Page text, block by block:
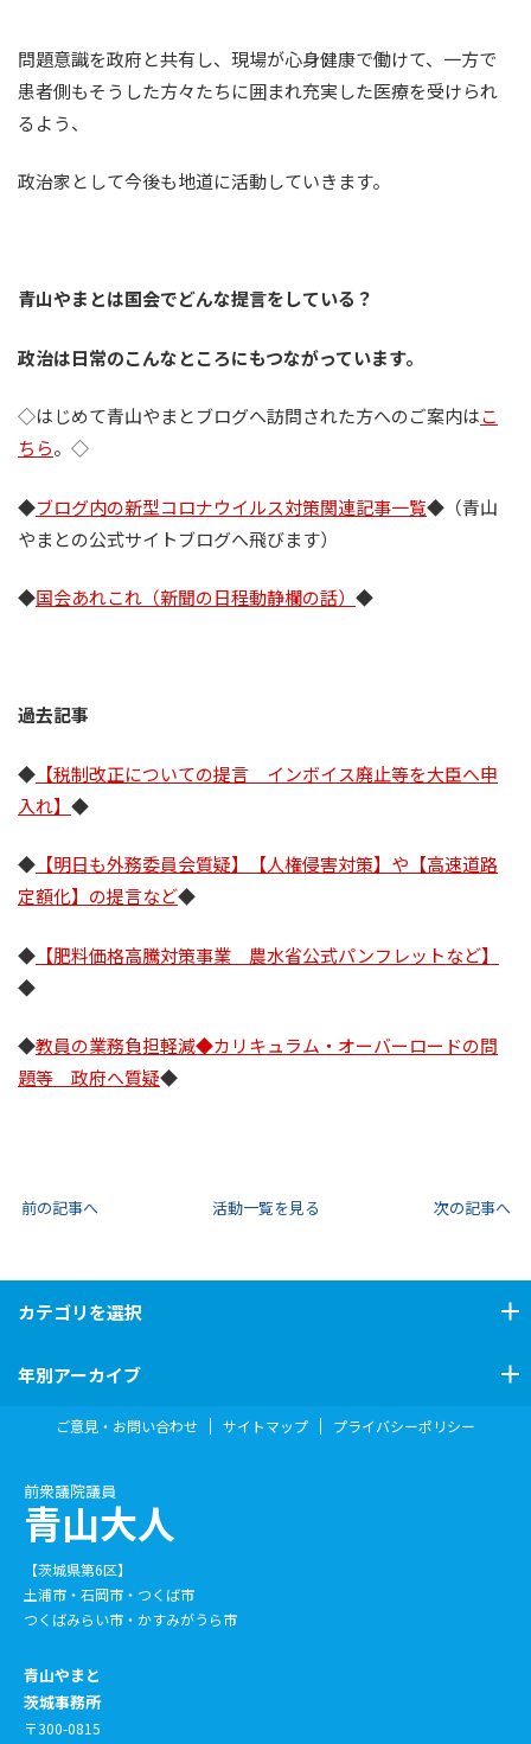
問題意識を政府と共有し、現場が心身健康で働けて、一方で
患者側もそうした方々たちに囲まれ充実した医療を受けられ
るよう、
政治家として今後も地道に活動していきます。
青山やまとは国会でどんな提言をしている？
政治は日常のこんなところにもつながっています。
◇はじめて青山やまとブログへ訪問された方へのご案内はこ
ちら。◇
◆ブログ内の新型コロナウイルス対策関連記事一覧◆（青山
やまとの公式サイトブログへ飛びます）
◆国会あれこれ（新聞の日程動静欄の話） ◆
過去記事
◆ 【税制改正についての提言 インボイス廃止等を大臣へ申
入れ】 ◆
◆ 【明日も外務委員会質疑】【人権侵害対策】や【高速道路
定額化】の提言など◆
◆ 【肥料価格高騰対策事業 農水省公式パンフレットなど】
◆
◆教員の業務負担軽減◆カリキュラム・オーバーロードの問
題等 政府へ質疑◆
前の記事へ 活動一覧を見る 次の記事へ
カテゴリを選択
年別アーカイブ
前衆議院議員
青山大人
【茨城県第6区】
土浦市・石岡市・つくば市
つくばみらい市・かすみがうら市
青山やまと
茨城事務所
〒300-0815
ご意見・お問い合わせ サイトマップ プライバシーポリシー